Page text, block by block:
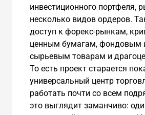
инвестиционного портфеля,
несколько видов ордеров.
доступ к форекс-рынкам,
ценным бумагам, фондовым
сырьевым товарам и
То есть проект старается
универсальный центр
работать почти со всем
это выглядит заманчиво: